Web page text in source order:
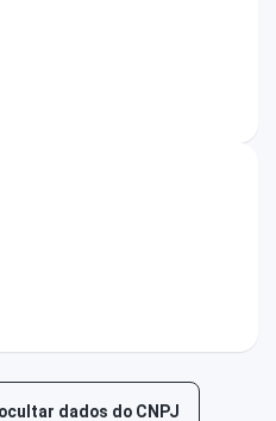
dados do CNPJ